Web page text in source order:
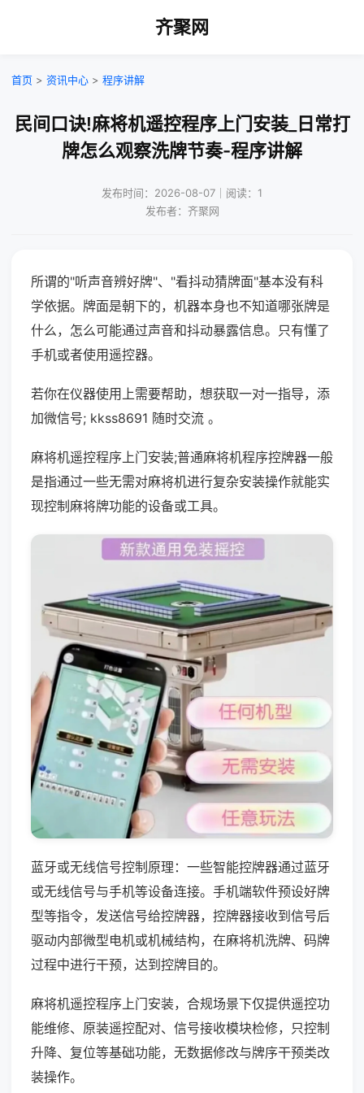
齐聚网
首页 > 资讯中心 > 程序讲解
民间口诀!麻将机遥控程序上门安装_日常打
牌怎么观察洗牌节奏-程序讲解
发布时间：2026-08-07｜阅读：1
发布者：齐聚网
所谓的"听声音辨好牌"、"看抖动猜牌面"基本没有科
学依据。牌面是朝下的，机器本身也不知道哪张牌是
什么，怎么可能通过声音和抖动暴露信息。只有懂了
手机或者使用遥控器。
若你在仪器使用上需要帮助，想获取一对一指导，添
加微信号; kkss8691 随时交流 。
麻将机遥控程序上门安装;普通麻将机程序控牌器一般
是指通过一些无需对麻将机进行复杂安装操作就能实
现控制麻将牌功能的设备或工具。
蓝牙或无线信号控制原理：一些智能控牌器通过蓝牙
或无线信号与手机等设备连接。手机端软件预设好牌
型等指令，发送信号给控牌器，控牌器接收到信号后
驱动内部微型电机或机械结构，在麻将机洗牌、码牌
过程中进行干预，达到控牌目的。
麻将机遥控程序上门安装，合规场景下仅提供遥控功
能维修、原装遥控配对、信号接收模块检修，只控制
升降、复位等基础功能，无数据修改与牌序干预类改
装操作。